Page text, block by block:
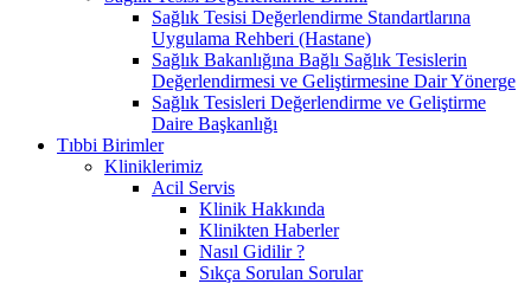
Sağlık Tesisi Değerlendirme Standartlarına
Uygulama Rehberi (Hastane)
Sağlık Bakanlığına Bağlı Sağlık Tesislerin
Değerlendirmesi ve Geliştirmesine Dair Yönerge
Sağlık Tesisleri Değerlendirme ve Geliştirme
Daire Başkanlığı
Tıbbi Birimler
Kliniklerimiz
Acil Servis
Klinik Hakkında
Klinikten Haberler
Nasıl Gidilir ?
Sıkça Sorulan Sorular